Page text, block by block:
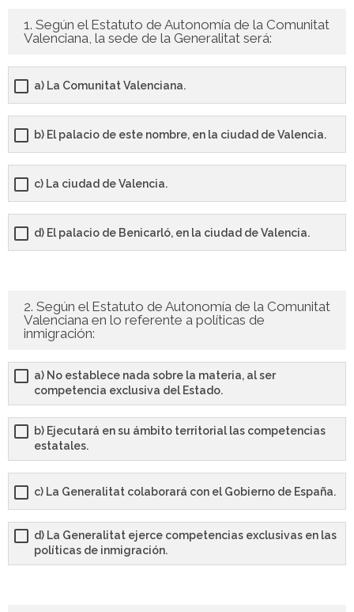
- - OPOSICIÓN Auxiliar Administrativo de la Junta de
- - OPOSICIÓN Administrativo de la Junta de Andalucía –
2024
- Aragón
- - TEST de Auxiliar Administrativo DGA Aragón 2026
- - TEST de Administrativo DGA Aragón 2026
- - OPOSICIÓN Auxiliar Administrativo Universidad
- Castilla-La Mancha
2025
- - OPOSICIÓN Auxiliar de Enfermería TCAE SESCAM,
Castilla-La Mancha – Libre – 2025
- - OPOSICIÓN Celador SESCAM – Libre – 2025
- - OPOSICIÓN Enfermero SESCAM – Libre – 2025
- - OPOSICIÓN Cuerpo Auxiliar Administración General
Castilla La – Mancha, turno libre – 2025
1. Según el Estatuto de Autonomía de la Comunitat
Valenciana, la sede de la Generalitat será:
a) La Comunitat Valenciana.
b) El palacio de este nombre, en la ciudad de Valencia.
c) La ciudad de Valencia.
d) El palacio de Benicarló, en la ciudad de Valencia.
2. Según el Estatuto de Autonomía de la Comunitat
Valenciana en lo referente a políticas de
inmigración:
a) No establece nada sobre la materia, al ser
competencia exclusiva del Estado.
b) Ejecutará en su ámbito territorial las competencias
estatales.
c) La Generalitat colaborará con el Gobierno de España.
d) La Generalitat ejerce competencias exclusivas en las
políticas de inmigración.